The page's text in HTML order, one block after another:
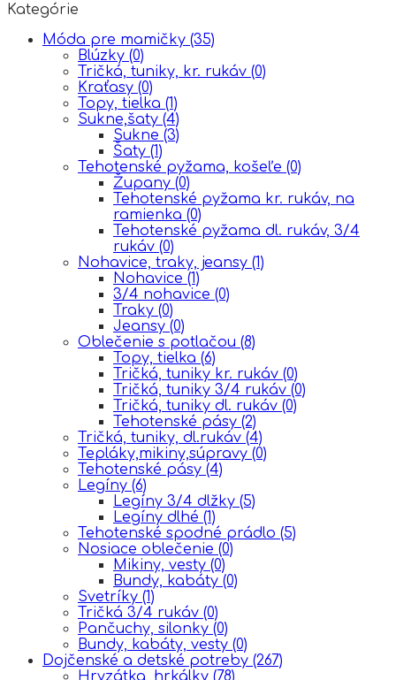
Kategórie
Móda pre mamičky (35)
Blúzky (0)
Tričká, tuniky, kr. rukáv (0)
Kraťasy (0)
Topy, tielka (1)
Sukne,šaty (4)
Sukne (3)
Šaty (1)
Tehotenské pyžama, košeľe (0)
Župany (0)
Tehotenské pyžama kr. rukáv, na
ramienka (0)
Tehotenské pyžama dl. rukáv, 3/4
rukáv (0)
Nohavice, traky, jeansy (1)
Nohavice (1)
3/4 nohavice (0)
Traky (0)
Jeansy (0)
Oblečenie s potlačou (8)
Topy, tielka (6)
Tričká, tuniky kr. rukáv (0)
Tričká, tuniky 3/4 rukáv (0)
Tričká, tuniky dl. rukáv (0)
Tehotenské pásy (2)
Tričká, tuniky, dl.rukáv (4)
Tepláky,mikiny,súpravy (0)
Tehotenské pásy (4)
Legíny (6)
Legíny 3/4 dlžky (5)
Legíny dlhé (1)
Tehotenské spodné prádlo (5)
Nosiace oblečenie (0)
Mikiny, vesty (0)
Bundy, kabáty (0)
Svetríky (1)
Tričká 3/4 rukáv (0)
Pančuchy, silonky (0)
Bundy, kabáty, vesty (0)
Dojčenské a detské potreby (267)
Hryzátka, hrkálky (78)